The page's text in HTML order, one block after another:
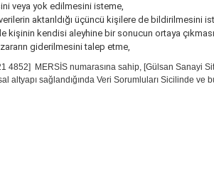
veya yok edilmesini isteme,
aktarıldığı üçüncü kişilere de bildirilmesini
kişinin kendisi aleyhine bir sonucun ortaya
giderilmesini talep etme,
4852] MERSİS numarasına sahip, [Gülsan
altyapı sağlandığında Veri Sorumluları Sicilinde